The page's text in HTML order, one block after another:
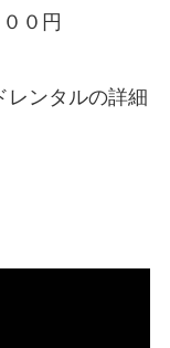
０円
レンタルの詳細